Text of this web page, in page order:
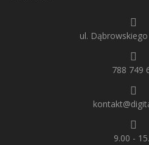
ul.
788 749
9.00 -